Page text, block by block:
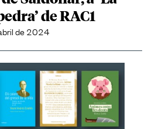
de RAC1
de 2024